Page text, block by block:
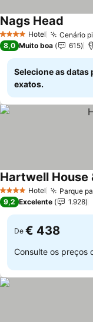
4 EstrelasHotel Cenário
Nags Head
8,0 Muito boa 615
Selecione as datas
exatos.
4 EstrelasHotel Parque
Hartwell House
9,2 Excelente 1.928
De € 438
Consulte os preços